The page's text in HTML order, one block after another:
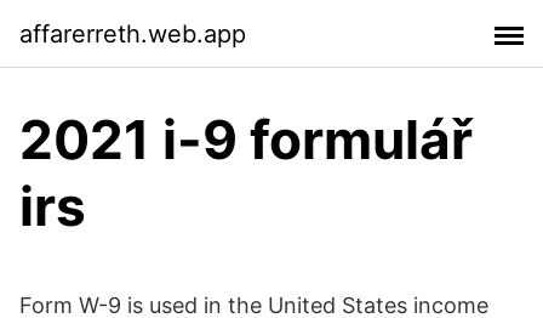
affarerreth.web.app
2021 i-9 formulář
irs
Form W-9 is used in the United States income